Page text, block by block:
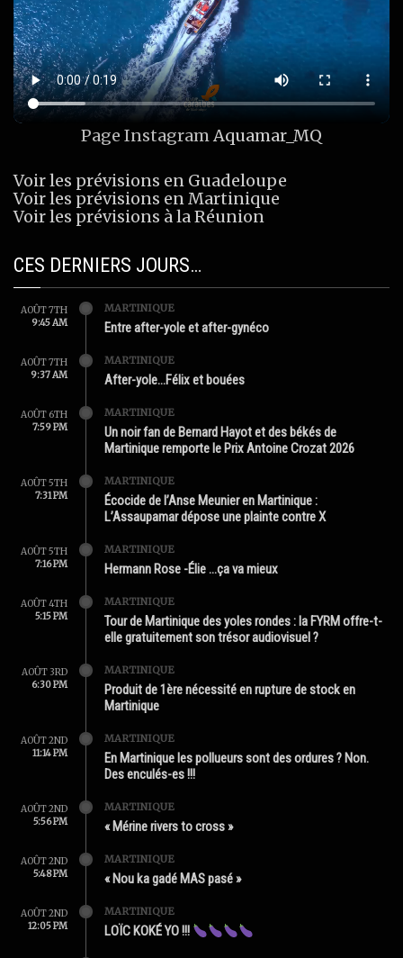
Page InstagramAquamar_MQ
Voir les prévisions en Guadeloupe
Voir les prévisions en Martinique
Voir les prévisions à la Réunion
CES DERNIERS JOURS…
AOÛT 7TH
9:45 AM
MARTINIQUE
Entre after-yole et after-gynéco
AOÛT 7TH
9:37 AM
MARTINIQUE
After-yole…Félix et bouées
AOÛT 6TH
7:59 PM
MARTINIQUE
Un noir fan de Bernard Hayot et des békés de
Martinique remporte le Prix Antoine Crozat 2026
AOÛT 5TH
7:31 PM
MARTINIQUE
Écocide de l’Anse Meunier en Martinique :
L’Assaupamar dépose une plainte contre X
AOÛT 5TH
7:16 PM
MARTINIQUE
Hermann Rose -Élie …ça va mieux
AOÛT 4TH
5:15 PM
MARTINIQUE
Tour de Martinique des yoles rondes : la FYRM offre-t-
elle gratuitement son trésor audiovisuel ?
AOÛT 3RD
6:30 PM
MARTINIQUE
Produit de 1ère nécessité en rupture de stock en
Martinique
AOÛT 2ND
11:14 PM
MARTINIQUE
En Martinique les pollueurs sont des ordures ? Non.
Des enculés-es !!!
AOÛT 2ND
5:56 PM
MARTINIQUE
« Mérine rivers to cross »
AOÛT 2ND
5:48 PM
MARTINIQUE
« Nou ka gadé MAS pasé »
AOÛT 2ND
12:05 PM
MARTINIQUE
LOÏC KOKÉ YO !!!